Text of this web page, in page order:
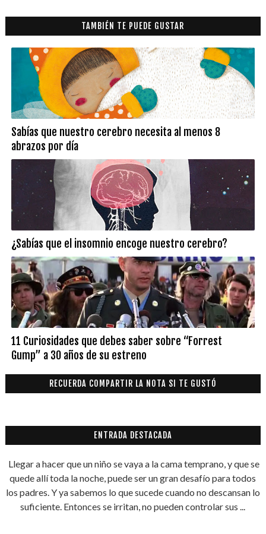
TAMBIÉN TE PUEDE GUSTAR
Sabías que nuestro cerebro necesita al menos 8
abrazos por día
¿Sabías que el insomnio encoge nuestro cerebro?
11 Curiosidades que debes saber sobre “Forrest
Gump” a 30 años de su estreno
RECUERDA COMPARTIR LA NOTA SI TE GUSTÓ
ENTRADA DESTACADA
Llegar a hacer que un niño se vaya a la cama temprano, y que se
quede allí toda la noche, puede ser un gran desafío para todos
los padres. Y ya sabemos lo que sucede cuando no descansan lo
suficiente. Entonces se irritan, no pueden controlar sus ...